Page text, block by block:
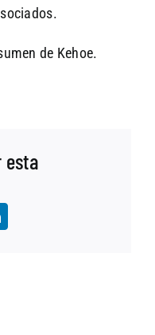
de Kehoe.
esta